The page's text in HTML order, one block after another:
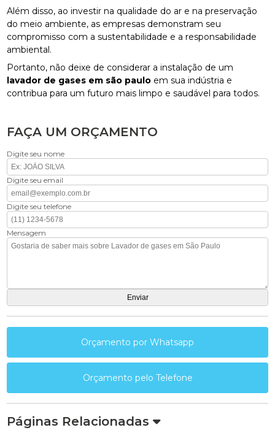
Além disso, ao investir na qualidade do ar e na preservação
do meio ambiente, as empresas demonstram seu
compromisso com a sustentabilidade e a responsabilidade
ambiental.
Portanto, não deixe de considerar a instalação de um
lavador de gases em são paulo em sua indústria e
contribua para um futuro mais limpo e saudável para todos.
FAÇA UM ORÇAMENTO
Digite seu nome
Digite seu email
Digite seu telefone
Mensagem
Orçamento por Whatsapp
Orçamento pelo Telefone
Páginas Relacionadas